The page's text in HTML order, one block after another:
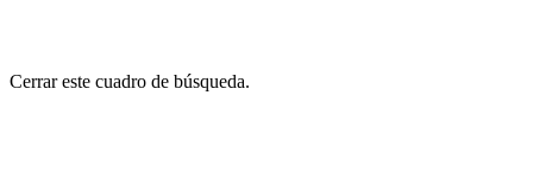
Cerrar este cuadro de búsqueda.